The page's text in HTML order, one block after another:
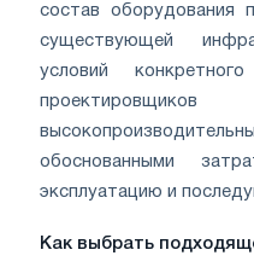
состав оборудования
существующей
условий
обоснованными
эксплуатацию и
Как выбрать